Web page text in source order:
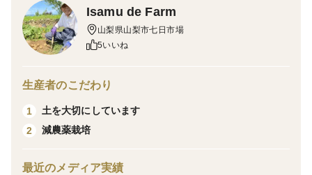
Isamu de Farm 手島です
Isamu de Farm
山梨県山梨市七日市場
5いいね
生産者のこだわり
1
土を大切にしています
2
減農薬栽培
最近のメディア実績